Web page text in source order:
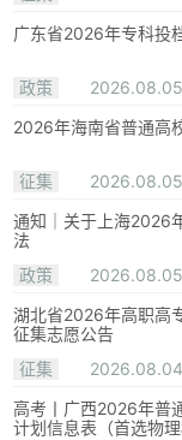
广东省2026年专科投
政策 2026.08.05
2026年海南省普通高
征集 2026.08.05
通知｜关于上海2026
法
政策
2026.08.05
湖北省2026年高职高
征集志愿公告
征集
2026.08.04
高考丨广西2026年普
计划信息表（首选物理